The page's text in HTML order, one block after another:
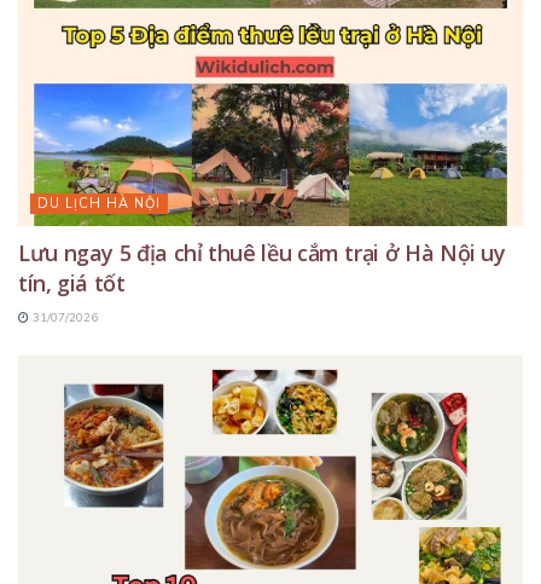
DU LỊCH HÀ NỘI
Lưu ngay 5 địa chỉ thuê lều cắm trại ở Hà Nội uy
tín, giá tốt
31/07/2026